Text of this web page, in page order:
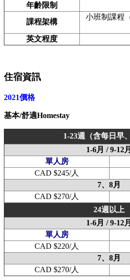
年齡限制
課程架構
小班制課程
英文程度
住宿資訊
2021價格
基本/舒適Homestay
1-23週（含每日早
1-6月 / 9-12月
單人房
CAD $245/人
7、8月
CAD $270/人
24週以上
1-6月 / 9-12月
單人房
CAD $220/人
7、8月
CAD $270/人